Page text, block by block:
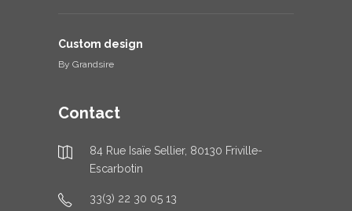
Custom design
By Grandsire
Contact
84 Rue Isaïe Sellier, 80130 Friville-
Escarbotin
33(3) 22 30 05 13